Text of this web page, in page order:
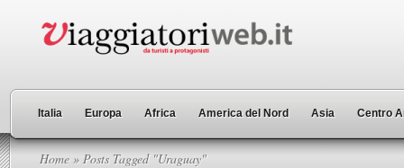
Italia Europa Africa America del Nord Asia Centro
Home » Posts Tagged "Uraguay"